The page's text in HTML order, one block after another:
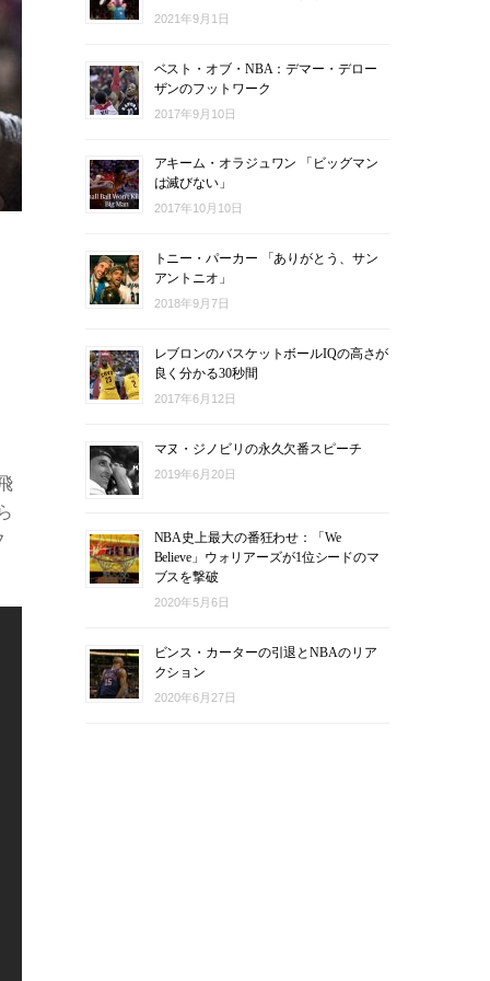
2021年9月1日
ベスト・オブ・NBA：デマー・デロー
ザンのフットワーク
2017年9月10日
アキーム・オラジュワン 「ビッグマン
は滅びない」
2017年10月10日
トニー・パーカー 「ありがとう、サン
アントニオ」
2018年9月7日
レブロンのバスケットボールIQの高さが
良く分かる30秒間
2017年6月12日
マヌ・ジノビリの永久欠番スピーチ
2019年6月20日
NBA史上最大の番狂わせ：「We
Believe」ウォリアーズが1位シードのマ
ブスを撃破
2020年5月6日
ビンス・カーターの引退とNBAのリア
クション
2020年6月27日